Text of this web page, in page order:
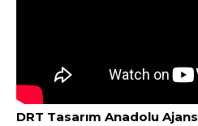
DRT Tasarım Anadolu